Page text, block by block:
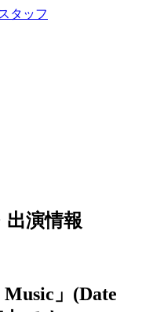
出演情報
」(Date